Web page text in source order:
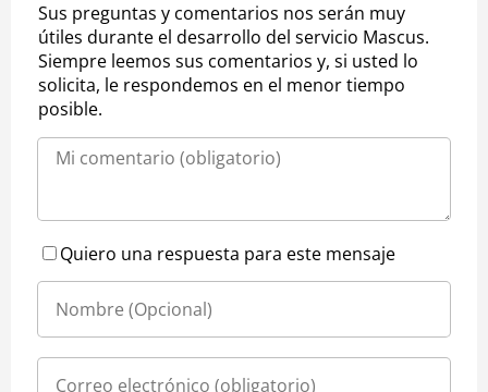
Sus preguntas y comentarios nos serán muy
útiles durante el desarrollo del servicio Mascus.
Siempre leemos sus comentarios y, si usted lo
solicita, le respondemos en el menor tiempo
posible.
Quiero una respuesta para este mensaje